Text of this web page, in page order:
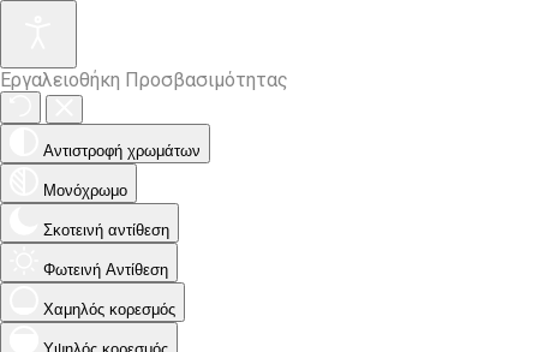
Εργαλειοθήκη Προσβασιμότητας
Αντιστροφή χρωμάτων
Μονόχρωμο
Σκοτεινή αντίθεση
Φωτεινή Αντίθεση
Χαμηλός κορεσμός